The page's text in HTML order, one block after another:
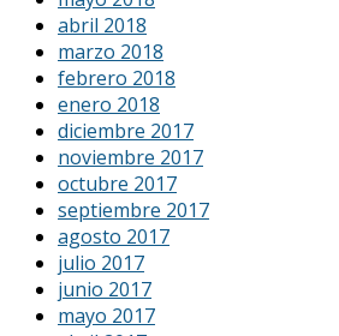
abril 2018
marzo 2018
febrero 2018
enero 2018
diciembre 2017
noviembre 2017
octubre 2017
septiembre 2017
agosto 2017
julio 2017
junio 2017
mayo 2017